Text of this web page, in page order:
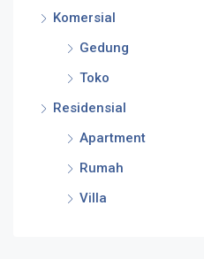
Komersial
Gedung
Toko
Residensial
Apartment
Rumah
Villa